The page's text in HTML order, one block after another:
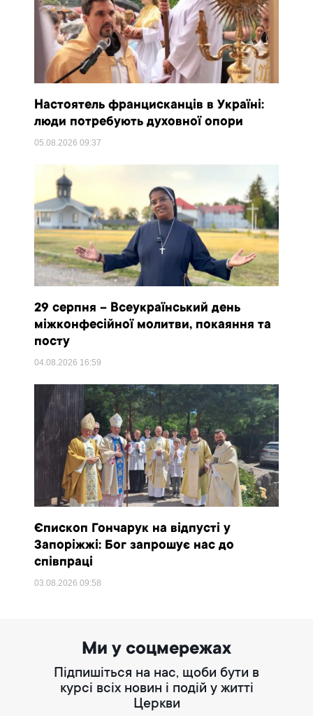
Настоятель францисканців в Україні:
люди потребують духовної опори
05.08.202609:37
29 серпня – Всеукраїнський день
міжконфесійної молитви, покаяння та
посту
04.08.2026 16:59
Єпископ Гончарук на відпусті у
Запоріжжі: Бог запрошує нас до
співпраці
03.08.202609:58
Ми у соцмережах
Підпишіться на нас, щоби бути в
курсі всіх новин і подій у житті
Церкви